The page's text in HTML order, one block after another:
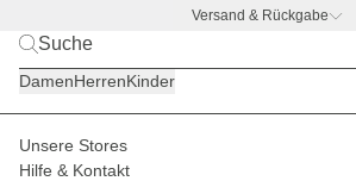
Versand & Rückgabe
DamenHerrenKinder
Unsere Stores
Hilfe & Kontakt
Damen Taschen
Paulina ist 1,74